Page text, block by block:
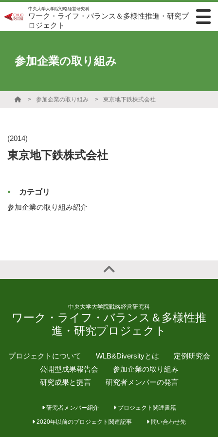
中央大学大学院戦略経営研究科
ワーク・ライフ・バランス＆多様性推進・研究プ
ロジェクト
参加企業の取り組み
参加企業の取り組み 東京地下鉄株式会社
(2014)
東京地下鉄株式会社
カテゴリ
参加企業の取り組み紹介
中央大学大学院戦略経営研究科
ワーク・ライフ・バランス＆多様性推
進・研究プロジェクト
プロジェクトについて WLB&Diversityとは
定例研究会
公開型成果報告会
参加企業の取り組み
研究成果と提言
研究者メンバーの発言
研究者メンバー紹介 プロジェクト関連書籍
2020年以前のプロジェクト関連記事 問い合わせ先